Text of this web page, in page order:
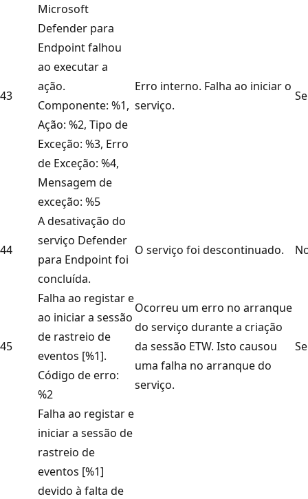
43
Microsoft
Defender para
Endpoint falhou
ao executar a
ação.
Componente: %1,
Ação: %2, Tipo de
Exceção: %3, Erro
de Exceção: %4,
Mensagem de
exceção: %5
Erro interno. Falha ao iniciar o
serviço.
44
A desativação do
serviço Defender
para Endpoint foi
concluída.
O serviço foi descontinuado.
45
Falha ao registar e
ao iniciar a sessão
de rastreio de
eventos [%1].
Código de erro:
%2
Ocorreu um erro no arranque
do serviço durante a criação
da sessão ETW. Isto causou
uma falha no arranque do
serviço.
Falha ao registar e
iniciar a sessão de
rastreio de
eventos [%1]
devido à falta de